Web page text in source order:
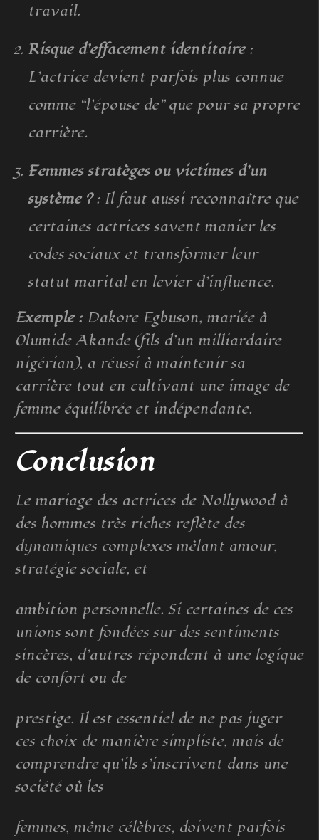
travail.
Risque d’effacement identitaire:
L’actrice devient parfois plus connue
comme “l’épouse de” que pour sa propre
carrière.
Femmes stratèges ou victimes d’un
système ?: Il faut aussi reconnaître que
certaines actrices savent manier les
codes sociaux et transformer leur
statut marital en levier d’influence.
Exemple :Dakore Egbuson, mariée à
Olumide Akande (fils d’un milliardaire
nigérian), a réussi à maintenir sa
carrière tout en cultivant une image de
femme équilibrée et indépendante.
Conclusion
Le mariage des actrices de Nollywood à
des hommes très riches reflète des
dynamiques complexes mêlant amour,
stratégie sociale, et
ambition personnelle. Si certaines de ces
unions sont fondées sur des sentiments
sincères, d’autres répondent à une logique
de confort ou de
prestige. Il est essentiel de ne pas juger
ces choix de manière simpliste, mais de
comprendre qu’ils s’inscrivent dans une
société où les
femmes, même célèbres, doivent parfois